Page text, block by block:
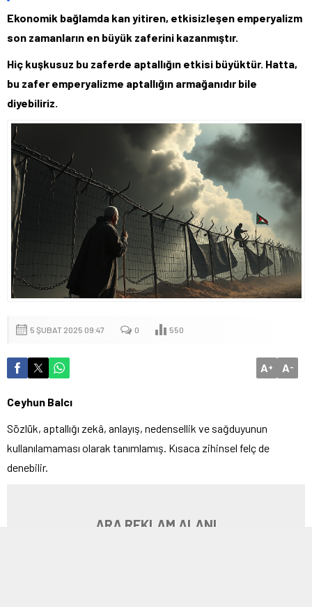
Ekonomik bağlamda kan yitiren, etkisizleşen emperyalizm
son zamanların en büyük zaferini kazanmıştır.
Hiç kuşkusuz bu zaferde aptallığın etkisi büyüktür. Hatta,
bu zafer emperyalizme aptallığın armağanıdır bile
diyebiliriz.
5 ŞUBAT 2025 09:47 0 550
A+ A-
Ceyhun Balcı
Sözlük, aptallığı zekâ, anlayış, nedensellik ve sağduyunun
kullanılamaması olarak tanımlamış. Kısaca zihinsel felç de
denebilir.
ARA REKLAM ALANI